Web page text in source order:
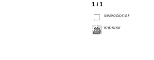
1 / 1
seleccionar
imprimir